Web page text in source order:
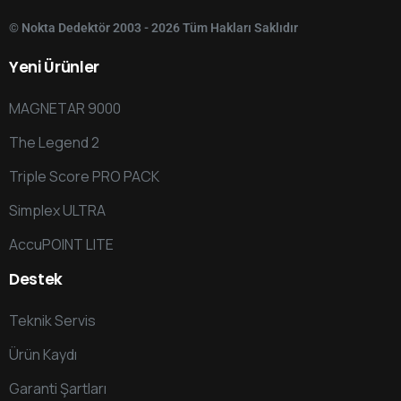
© Nokta Dedektör 2003 - 2026 Tüm Hakları Saklıdır
YeniÜrünler
MAGNETAR 9000
The Legend 2
Triple Score PRO PACK
Simplex ULTRA
AccuPOINT LITE
Destek
Teknik Servis
Ürün Kaydı
Garanti Şartları